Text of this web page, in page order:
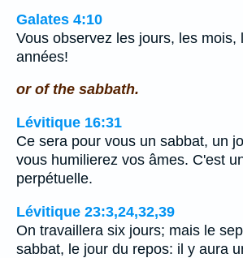
Galates 4:10
Vous observez les jours, les mois,
années!
or of the sabbath.
Lévitique 16:31
Ce sera pour vous un sabbat, un
vous humilierez vos âmes. C'est
perpétuelle.
Lévitique 23:3,24,32,39
On travaillera six jours; mais le
sabbat, le jour du repos: il y aura